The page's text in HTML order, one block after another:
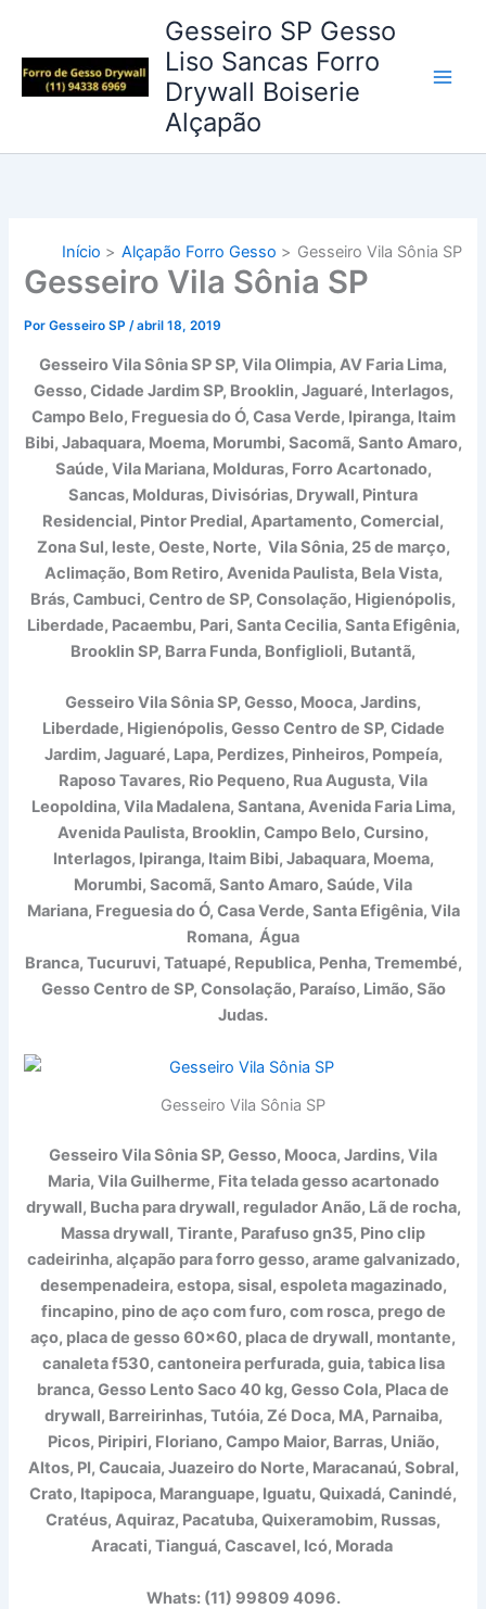
conteúdo
Gesseiro SP Gesso
Liso Sancas Forro
Drywall Boiserie
Alçapão
Início Alçapão Forro Gesso Gesseiro Vila Sônia SP
Gesseiro Vila Sônia SP
PorGesseiro SP/abril 18, 2019
Gesseiro Vila Sônia SP SP, Vila Olimpia, AV Faria Lima,
Gesso, Cidade Jardim SP, Brooklin, Jaguaré, Interlagos,
Campo Belo, Freguesia do Ó, Casa Verde, Ipiranga, Itaim
Bibi, Jabaquara, Moema, Morumbi, Sacomã, Santo Amaro,
Saúde, Vila Mariana, Molduras, Forro Acartonado,
Sancas, Molduras, Divisórias, Drywall, Pintura
Residencial, Pintor Predial, Apartamento, Comercial,
Zona Sul, leste, Oeste, Norte, Vila Sônia, 25 de março,
Aclimação, Bom Retiro, Avenida Paulista, Bela Vista,
Brás, Cambuci, Centro de SP, Consolação, Higienópolis,
Liberdade, Pacaembu, Pari, Santa Cecilia, Santa Efigênia,
Brooklin SP, Barra Funda, Bonfiglioli, Butantã,
Gesseiro Vila Sônia SP, Gesso, Mooca, Jardins,
Liberdade, Higienópolis, Gesso Centro de SP, Cidade
Jardim, Jaguaré, Lapa, Perdizes, Pinheiros, Pompeía,
Raposo Tavares, Rio Pequeno, Rua Augusta, Vila
Leopoldina, Vila Madalena, Santana, Avenida Faria Lima,
Avenida Paulista, Brooklin, Campo Belo, Cursino,
Interlagos, Ipiranga, Itaim Bibi, Jabaquara, Moema,
Morumbi, Sacomã, Santo Amaro, Saúde, Vila
Mariana, Freguesia do Ó, Casa Verde, Santa Efigênia, Vila
Romana, Água
Branca, Tucuruvi, Tatuapé, Republica, Penha, Tremembé,
Gesso Centro de SP, Consolação, Paraíso, Limão, São
Judas.
Gesseiro Vila Sônia SP
Gesseiro Vila Sônia SP, Gesso, Mooca, Jardins, Vila
Maria, Vila Guilherme, Fita telada gesso acartonado
drywall, Bucha para drywall, regulador Anão, Lã de rocha,
Massa drywall, Tirante, Parafuso gn35, Pino clip
cadeirinha, alçapão para forro gesso, arame galvanizado,
desempenadeira, estopa, sisal, espoleta magazinado,
fincapino, pino de aço com furo, com rosca, prego de
aço, placa de gesso 60×60, placa de drywall, montante,
canaleta f530, cantoneira perfurada, guia, tabica lisa
branca, Gesso Lento Saco 40 kg, Gesso Cola, Placa de
drywall, Barreirinhas, Tutóia, Zé Doca, MA, Parnaiba,
Picos, Piripiri, Floriano, Campo Maior, Barras, União,
Altos, PI, Caucaia, Juazeiro do Norte, Maracanaú, Sobral,
Crato, Itapipoca, Maranguape, Iguatu, Quixadá, Canindé,
Cratéus, Aquiraz, Pacatuba, Quixeramobim, Russas,
Aracati, Tianguá, Cascavel, Icó, Morada
Whats: (11) 99809 4096.